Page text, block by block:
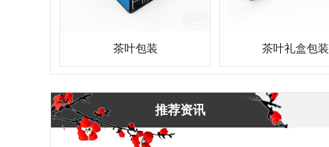
茶叶包装 茶叶礼盒包装
推荐资讯